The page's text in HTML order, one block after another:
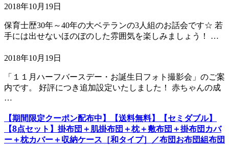
2018年10月19日
保育士歴30年～40年の大ベテランの3人組のお話会です☆ 若
手には出せないほのぼのした雰囲気を楽しみましょう！ …
2018年10月19日
「１１月ハーフバースデー・お誕生日フォト撮影会」のご案
内です。 好評につき追加設定いたしました！ 赤ちゃんの成
…
【期間限定クーポン配布中】【送料無料】【セミダブル】
【8点セット】掛布団＋肌掛布団＋枕＋敷布団＋掛布団カバ
ー＋枕カバー＋収納ケース［和タイプ］／布団お布団組布団